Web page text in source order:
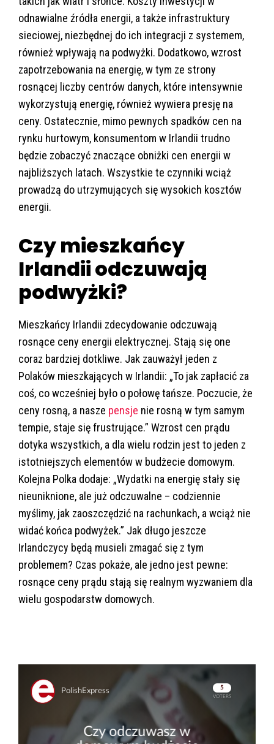
odnawialne źródła energii, a także infrastruktury
sieciowej, niezbędnej do ich integracji z systemem,
również wpływają na podwyżki. Dodatkowo, wzrost
zapotrzebowania na energię, w tym ze strony
rosnącej liczby centrów danych, które intensywnie
wykorzystują energię, również wywiera presję na
ceny. Ostatecznie, mimo pewnych spadków cen na
rynku hurtowym, konsumentom w Irlandii trudno
będzie zobaczyć znaczące obniżki cen energii w
najbliższych latach. Wszystkie te czynniki wciąż
prowadzą do utrzymujących się wysokich kosztów
energii.
Czy mieszkańcy
Irlandii odczuwają
podwyżki?
Mieszkańcy Irlandii zdecydowanie odczuwają
rosnące ceny energii elektrycznej. Stają się one
coraz bardziej dotkliwe. Jak zauważył jeden z
Polaków mieszkających w Irlandii: „To jak zapłacić za
coś, co wcześniej było o połowę tańsze. Poczucie, że
ceny rosną, a nasze pensje nie rosną w tym samym
tempie, staje się frustrujące.” Wzrost cen prądu
dotyka wszystkich, a dla wielu rodzin jest to jeden z
istotniejszych elementów w budżecie domowym.
Kolejna Polka dodaje: „Wydatki na energię stały się
nieuniknione, ale już odczuwalne – codziennie
myślimy, jak zaoszczędzić na rachunkach, a wciąż nie
widać końca podwyżek.” Jak długo jeszcze
Irlandczycy będą musieli zmagać się z tym
problemem? Czas pokaże, ale jedno jest pewne:
rosnące ceny prądu stają się realnym wyzwaniem dla
wielu gospodarstw domowych.